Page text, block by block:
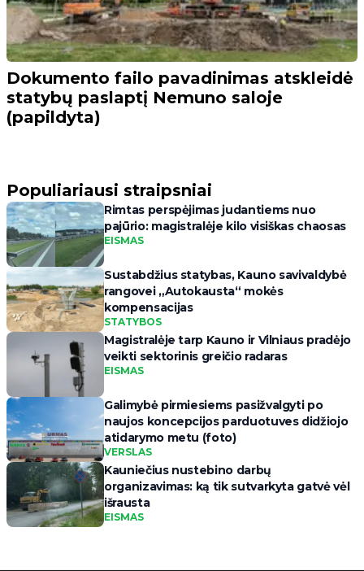
Dokumento failo pavadinimas atskleidė
statybų paslaptį Nemuno saloje
(papildyta)
Populiariausi straipsniai
Rimtas perspėjimas judantiems nuo
pajūrio: magistralėje kilo visiškas chaosas
EISMAS
Sustabdžius statybas, Kauno savivaldybė
rangovei „Autokausta“ mokės
kompensacijas
STATYBOS
Magistralėje tarp Kauno ir Vilniaus pradėjo
veikti sektorinis greičio radaras
EISMAS
Galimybė pirmiesiems pasižvalgyti po
naujos koncepcijos parduotuves didžiojo
atidarymo metu (foto)
VERSLAS
Kauniečius nustebino darbų
organizavimas: ką tik sutvarkyta gatvė vėl
išrausta
EISMAS